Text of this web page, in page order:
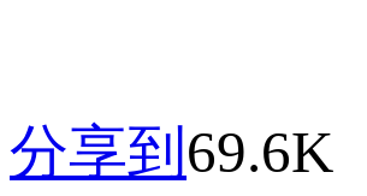
分享到 69.6K